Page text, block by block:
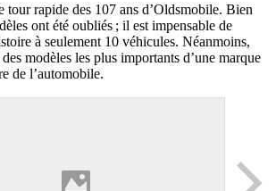
tour rapide des 107 ans d’Oldsmobile. Bien
ont été oubliés ; il est impensable de
à seulement 10 véhicules. Néanmoins,
modèles les plus importants d’une marque
de l’automobile.